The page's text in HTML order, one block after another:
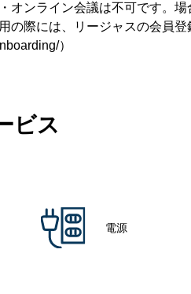
オンライン会議は不可です。
の際には、リージャスの会員登
）
ビス
電源